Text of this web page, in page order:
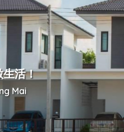
生活！
Mai